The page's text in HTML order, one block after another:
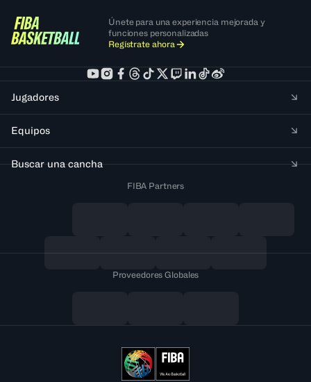
Únete para una experiencia mejorada y
funciones personalizadas
Regístrate ahora
Jugadores
Equipos
Buscar una cancha
FIBA Partners
Proveedores Globales